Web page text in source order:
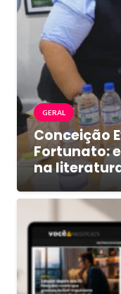
GERAL
Conceição
Fortunato:
na